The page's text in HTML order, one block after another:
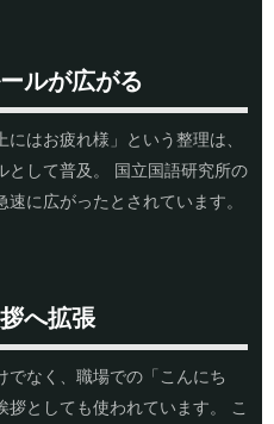
ルが広がる
にはお疲れ様」という整理は、
として普及。 国立国語研究所の
に広がったとされています。
へ拡張
なく、職場での「こんにち
拶としても使われています。 こ